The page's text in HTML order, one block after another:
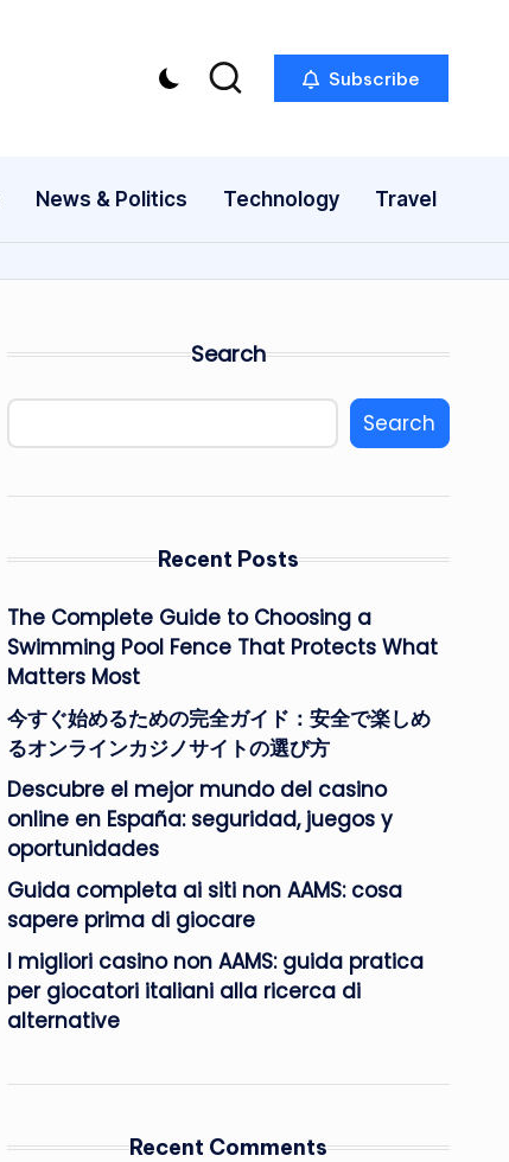
Subscribe
News & Politics Technology Travel
Search
Search
Recent Posts
The Complete Guide to Choosing a
Swimming Pool Fence That Protects What
Matters Most
今すぐ始めるための完全ガイド：安全で楽しめ
るオンラインカジノサイトの選び方
Descubre el mejor mundo del casino
online en España: seguridad, juegos y
oportunidades
Guida completa ai siti non AAMS: cosa
sapere prima di giocare
I migliori casino non AAMS: guida pratica
per giocatori italiani alla ricerca di
alternative
Recent Comments